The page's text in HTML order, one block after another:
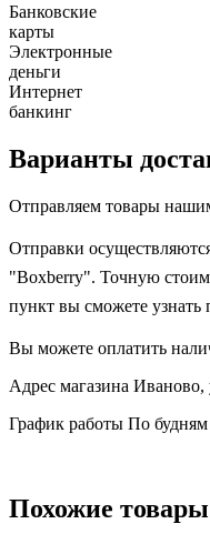
Банковские
карты
Электронные
деньги
Интернет
банкинг
Варианты
Отправляем товары
Отправки
"Boxberry". Точную
пункт вы сможете узнать
Вы можете оплатить
Адрес магазина Иваново,
График работы По будням
Похожие товары